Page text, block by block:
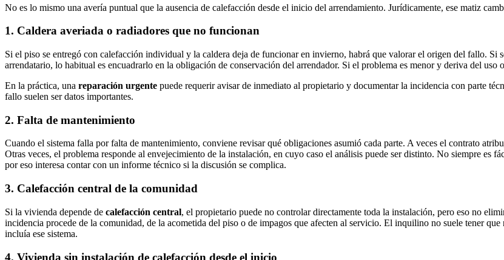
No es lo mismo una avería puntual que la ausencia de calefacción desde el inicio del arrendamiento. Jurídicamente, ese matiz
1. Caldera averiada o radiadores que no funcionan
Si el piso se entregó con calefacción individual y la caldera deja de funcionar en invierno, habrá que valorar el origen del fallo. Si
arrendatario, lo habitual es encuadrarlo en la obligación de conservación del arrendador. Si el problema es menor y deriva del uso
En la práctica, una reparación urgente puede requerir avisar de inmediato al propietario y documentar la incidencia con parte
fallo suelen ser datos importantes.
2. Falta de mantenimiento
Cuando el sistema falla por falta de mantenimiento, conviene revisar qué obligaciones asumió cada parte. A veces el contrato
Otras veces, el problema responde al envejecimiento de la instalación, en cuyo caso el análisis puede ser distinto. No siempre es
por eso interesa contar con un informe técnico si la discusión se complica.
3. Calefacción central de la comunidad
Si la vivienda depende de calefacción central, el propietario puede no controlar directamente toda la instalación, pero eso no
incidencia procede de la comunidad, de la acometida del piso o de impagos que afecten al servicio. El inquilino no suele tener
incluía ese sistema.
4. Vivienda sin instalación de calefacción desde el inicio